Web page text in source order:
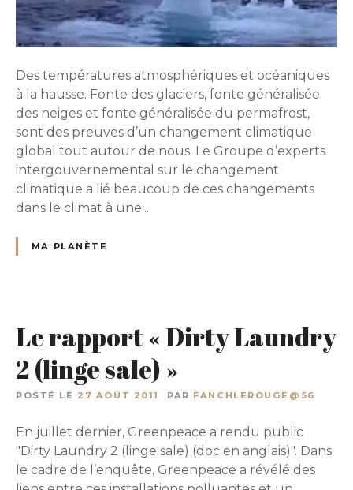
Des températures atmosphériques et océaniques
à la hausse. Fonte des glaciers, fonte généralisée
des neiges et fonte généralisée du permafrost,
sont des preuves d’un changement climatique
global tout autour de nous. Le Groupe d’experts
intergouvernemental sur le changement
climatique a lié beaucoup de ces changements
dans le climat à une...
MA PLANÈTE
Le rapport « Dirty Laundry
2 (linge sale) »
POSTÉ LE 27 AOÛT 2011 PAR FANCHLEROUGE@56
En juillet dernier, Greenpeace a rendu public
"Dirty Laundry 2 (linge sale) (doc en anglais)". Dans
le cadre de l’enquête, Greenpeace a révélé des